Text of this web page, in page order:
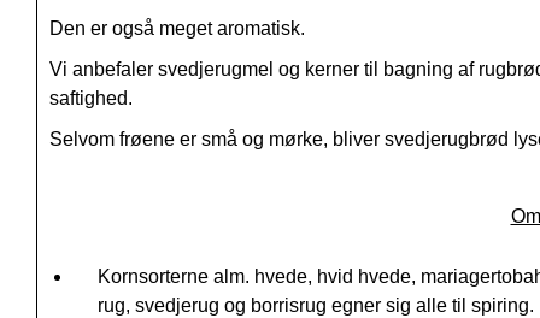
Den er også meget aromatisk.
Vi anbefaler svedjerugmel og kerner til bagning af
saftighed.
Selvom frøene er små og mørke, bliver svedjerugbrød
Kornsorterne alm. hvede, hvid hvede,
rug, svedjerug og borrisrug egner sig alle til